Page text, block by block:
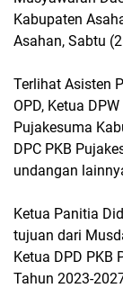
Kabupaten
Asahan, Sabtu
Terlihat Asisten
OPD, Ketua
Pujakesuma
DPC PKB
undangan
Ketua Panitia
tujuan dari
Ketua DPD PKB
Tahun 2023-